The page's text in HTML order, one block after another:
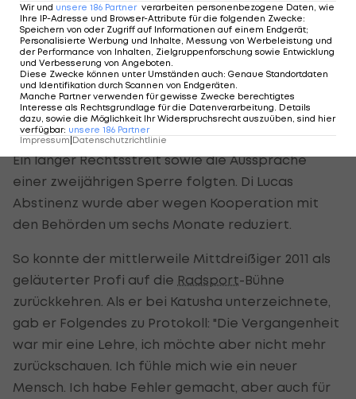
Eineinhalb Jahre später dann nicht mehr.
Während des Giro 2009, den di Luca denkbar
knapp hinter Denis Menchov auf Platz zwei
beendete, wurde ihm die Einnahme von CERA, der
Substanz, die unter anderem auch Bernhard Kohl
entlarvte, nachgewiesen.
Ein langer Rechtsstreit sowie die Aussprache
einer zweijährigen Sperre folgten. Di Lucas
Abstinenz wurde aber wegen Kooperation mit
den Behörden um sechs Monate reduziert.
So konnte der mittlerweile Mittdreißiger 2011 als
geläuterter Profi auf die Radsport-Bühne
zurückkehren. Als er bei Katusha unterzeichnete,
gab er Folgendes zu Protokoll: "Die Vergangenheit
war mir eine Lehre, ich möchte aber nicht mehr
zurückschauen. Ich fühle mich wie ein neuer
Mensch. Ich habe Fehler gemacht, aber auch für
Wir und unsere 186 Partner verarbeiten personenbezogene Daten, wie
Ihre IP-Adresse und Browser-Attribute für die folgenden Zwecke:
Speichern von oder Zugriff auf Informationen auf einem Endgerät;
Personalisierte Werbung und Inhalte, Messung von Werbeleistung und
der Performance von Inhalten, Zielgruppenforschung sowie Entwicklung
und Verbesserung von Angeboten
Diese Zwecke können unter Umständen auch: Genaue Standortdaten
und Identifikation durch Scannen von Endgeräten
Manche Partner verwenden für gewisse Zwecke berechtigtes
Interesse als Rechtsgrundlage für die Datenverarbeitung. Details
dazu, sowie die Möglichkeit Ihr Widerspruchsrecht auszuüben, sind hier
verfügbar: unsere 186 Partner
Impressum|Datenschutzrichtlinie